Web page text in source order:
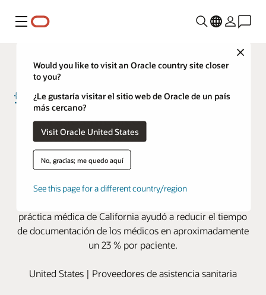
Menú
Close
Would you like to visit an Oracle country site closer
to you?
¿Le gustaría visitar el sitio web de Oracle de un país
más cercano?
Visit Oracle United States
No, gracias; me quedo aquí
See this page for a different country/region
Para los médicos de Torrance
Memorial, Oracle IA reduce la
documentación y mejora el
bienestar
práctica médica de California ayudó a reducir el tiempo
de documentación de los médicos en aproximadamente
un 23 % por paciente.
United States | Proveedores de asistencia sanitaria